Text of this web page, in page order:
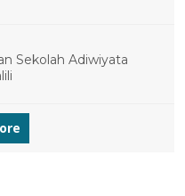
Sekolah Adiwiyata